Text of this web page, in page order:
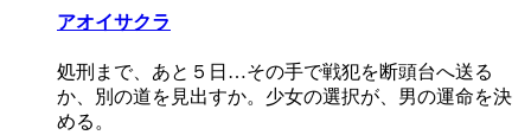
アオイサクラ
処刑まで、あと５日…その手で戦犯を断頭台へ送る
か、別の道を見出すか。少女の選択が、男の運命を決
める。